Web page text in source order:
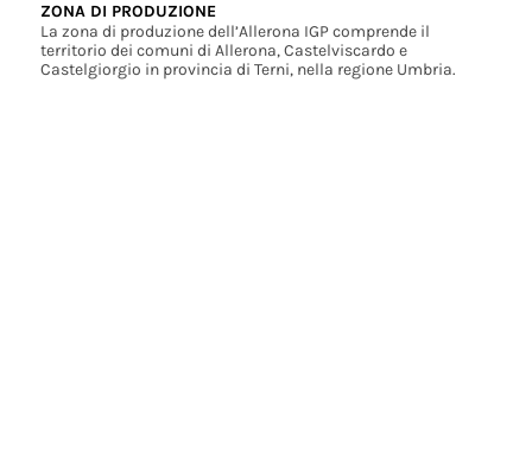
ZONA DI PRODUZIONE
La zona di produzione dell’Allerona IGP comprende il
territorio dei comuni di Allerona, Castelviscardo e
Castelgiorgio in provincia di Terni, nella regione Umbria.